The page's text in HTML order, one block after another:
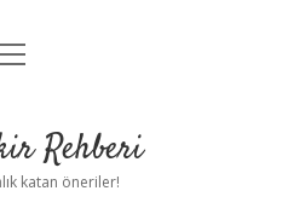
UyarıRehberi
katan öneriler!